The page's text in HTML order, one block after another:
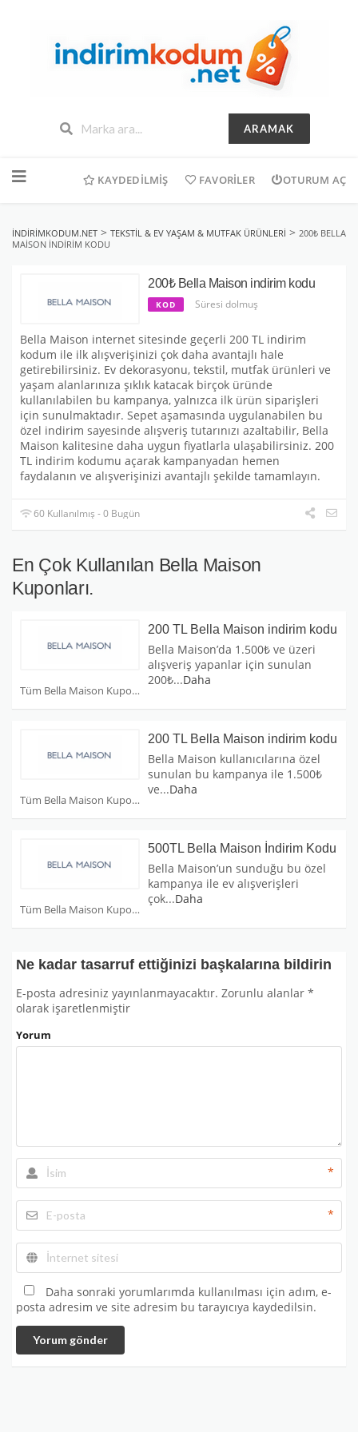
ARAMAK
geç
KAYDEDILMIŞ FAVORILER OTURUM AÇ
INDIRIMKODUM.NET > TEKSTIL & EV YAŞAM & MUTFAK ÜRÜNLERI > 200₺ BELLA
MAISON INDIRIM KODU
200₺ Bella Maison indirim kodu
KOD Süresi dolmuş
Bella Maison internet sitesinde geçerli 200 TL indirim
kodum ile ilk alışverişinizi çok daha avantajlı hale
getirebilirsiniz. Ev dekorasyonu, tekstil, mutfak ürünleri ve
yaşam alanlarınıza şıklık katacak birçok üründe
kullanılabilen bu kampanya, yalnızca ilk ürün siparişleri
için sunulmaktadır. Sepet aşamasında uygulanabilen bu
özel indirim sayesinde alışveriş tutarınızı azaltabilir, Bella
Maison kalitesine daha uygun fiyatlarla ulaşabilirsiniz. 200
TL indirim kodumu açarak kampanyadan hemen
faydalanın ve alışverişinizi avantajlı şekilde tamamlayın.
60 Kullanılmış - 0 Bugün
En Çok Kullanılan Bella Maison
Kuponları.
Tüm Bella Maison Kuponları
200 TL Bella Maison indirim kodu
Bella Maison’da 1.500₺ ve üzeri
alışveriş yapanlar için sunulan
200₺...Daha
Tüm Bella Maison Kuponları
200 TL Bella Maison indirim kodu
Bella Maison kullanıcılarına özel
sunulan bu kampanya ile 1.500₺
ve...Daha
Tüm Bella Maison Kuponları
500TL Bella Maison İndirim Kodu
Bella Maison’un sunduğu bu özel
kampanya ile ev alışverişleri
çok...Daha
Ne kadar tasarruf ettiğinizi başkalarına bildirin
E-posta adresiniz yayınlanmayacaktır. Zorunlu alanlar *
olarak işaretlenmiştir
Yorum
*
*
Daha sonraki yorumlarımda kullanılması için adım, e-
posta adresim ve site adresim bu tarayıcıya kaydedilsin.
Yorum gönder